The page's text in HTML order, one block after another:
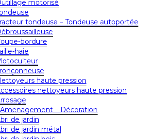
motorisé
tondeuse – Tondeuse autoportée
bordure
haie
haute pression
nettoyeurs haute pression
Amenagement – Décoration
de jardin
de jardin métal